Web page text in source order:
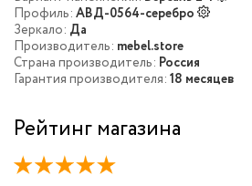
Профиль: АВД-0564-серебро
Зеркало: Да
Производитель: mebel.store
Страна производитель: Россия
Гарантия производителя: 18 месяцев
Рейтинг магазина